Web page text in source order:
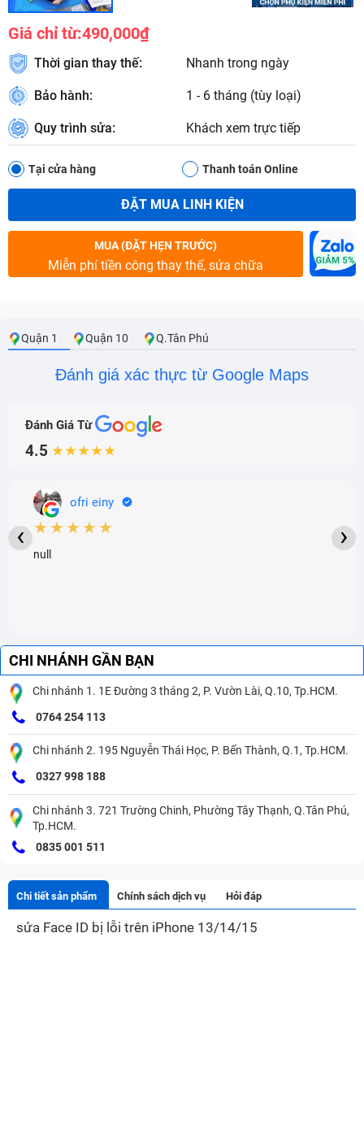
Giá chỉ từ:490,000₫
Thời gian thay thế: Nhanh trong ngày
Bảo hành: 1 - 6 tháng (tùy loại)
Quy trình sửa: Khách xem trực tiếp
Tại cửa hàng Thanh toán Online
ĐẶT MUA LINH KIỆN
MUA (ĐẶT HẸN TRƯỚC)
Miễn phí tiền công thay thế, sửa chữa
Quận 1 Quận 10 Q.Tân Phú
Đánh giá xác thực từ Google Maps
Đánh Giá Từ
4.5 ★★★★★
ofri einy
★★★★★
null
‹ ›
CHI NHÁNH GẦN BẠN
Chi nhánh 1. 1E Đường 3 tháng 2, P. Vườn Lài, Q.10, Tp.HCM.
0764 254 113
Chi nhánh 2. 195 Nguyễn Thái Học, P. Bến Thành, Q.1, Tp.HCM.
0327 998 188
Chi nhánh 3. 721 Trường Chinh, Phường Tây Thạnh, Q.Tân Phú,
Tp.HCM.
0835 001 511
Chi tiết sản phẩm Chính sách dịch vụ Hỏi đáp
sửa Face ID bị lỗi trên iPhone 13/14/15